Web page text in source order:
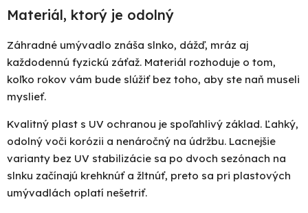
Materiál, ktorý je odolný
Záhradné umývadlo znáša slnko, dážď, mráz aj
každodennú fyzickú záťaž. Materiál rozhoduje o tom,
koľko rokov vám bude slúžiť bez toho, aby ste naň museli
myslieť.
Kvalitný plast s UV ochranou je spoľahlivý základ. Ľahký,
odolný voči korózii a nenáročný na údržbu. Lacnejšie
varianty bez UV stabilizácie sa po dvoch sezónach na
slnku začínajú krehknúť a žltnúť, preto sa pri plastových
umývadlách oplatí nešetriť.